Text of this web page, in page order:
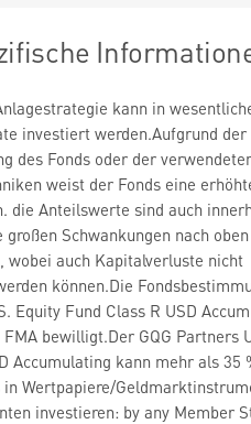
kann in
investiert werden.Aufgrund der
des Fonds oder der
weist der Fonds eine
die Anteilswerte sind auch
Schwankungen nach
wobei auch Kapitalverluste nicht
können.Die
Equity Fund Class R USD
bewilligt.Der GQG Partners
Accumulating kann mehr als 35
in Wertpapiere/
investieren: by any Member